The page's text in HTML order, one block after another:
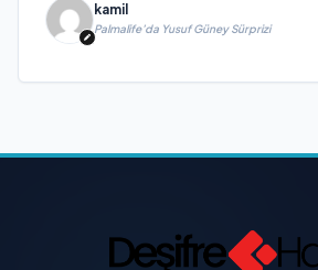
kamil
Palmalife’da Yusuf Güney Sürprizi